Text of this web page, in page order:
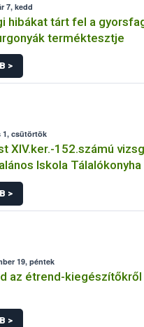
7, kedd
hibákat tárt fel a
terméktesztje
>
1, csütörtök
XIV.ker.-152.számú
Iskola Tálalókonyha
>
19, péntek
az étrend-kiegészítőkről
>